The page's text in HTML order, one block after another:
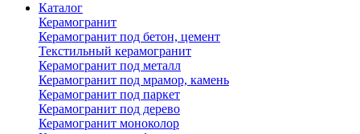
Каталог
Керамогранит
Керамогранит под бетон, цемент
Текстильный керамогранит
Керамогранит под металл
Керамогранит под мрамор, камень
Керамогранит под паркет
Керамогранит под дерево
Керамогранит моноколор